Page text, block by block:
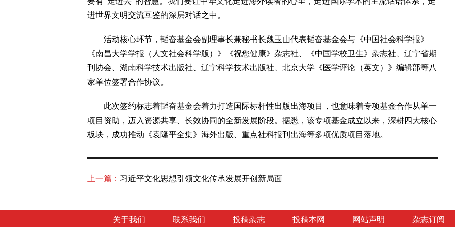
进世界文明交流互鉴的深层对话之中。
活动核心环节，韬奋基金会副理事长兼秘书长魏玉山代表韬奋基金会与《中国社会科学报》
《南昌大学学报（人文社会科学版）》《祝您健康》杂志社、《中国学校卫生》杂志社、辽宁省期
刊协会、湖南科学技术出版社、辽宁科学技术出版社、北京大学《医学评论（英文）》编辑部等八
家单位签署合作协议。
此次签约标志着韬奋基金会着力打造国际标杆性出版出海项目，也意味着专项基金合作从单一
项目资助，迈入资源共享、长效协同的全新发展阶段。据悉，该专项基金成立以来，深耕四大核心
板块，成功推动《袁隆平全集》海外出版、重点社科报刊出海等多项优质项目落地。
上一篇： 习近平文化思想引领文化传承发展开创新局面
关于我们 联系我们 投稿杂志 投稿本网 网站声明 杂志订阅